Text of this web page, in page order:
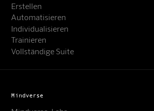
Erstellen
Automatisieren
Individualisieren
Trainieren
Vollständige Suite
Mindverse